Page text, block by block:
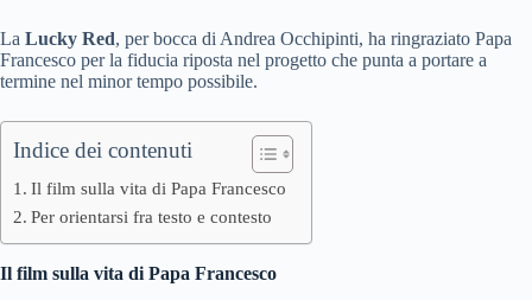
La Lucky Red, per bocca di Andrea Occhipinti, ha ringraziato Papa
Francesco per la fiducia riposta nel progetto che punta a portare a
termine nel minor tempo possibile.
Indice dei contenuti
Il film sulla vita di Papa Francesco
Per orientarsi fra testo e contesto
Il film sulla vita di Papa Francesco